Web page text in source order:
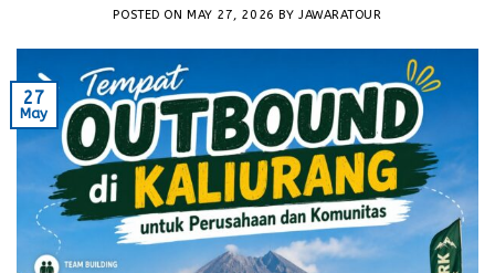
POSTED ON MAY 27, 2026 BY JAWARATOUR
27
May